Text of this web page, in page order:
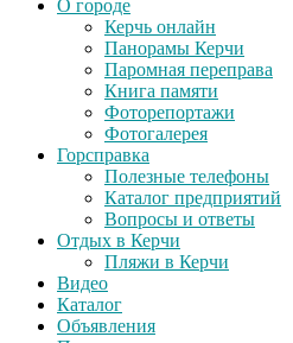
О городе
Керчь онлайн
Панорамы Керчи
Паромная переправа
Книга памяти
Фоторепортажи
Фотогалерея
Горсправка
Полезные телефоны
Каталог предприятий
Вопросы и ответы
Отдых в Керчи
Пляжи в Керчи
Видео
Каталог
Объявления